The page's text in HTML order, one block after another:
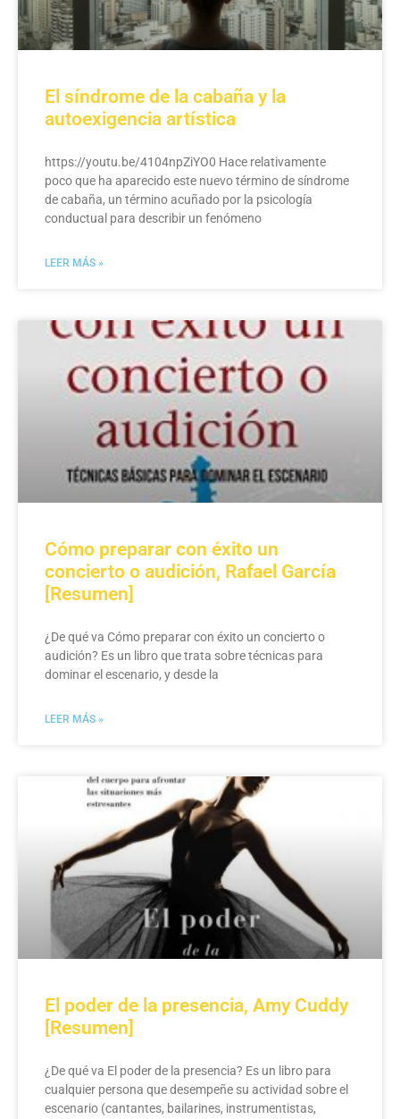
El síndrome de la cabaña y la
autoexigencia artística
https://youtu.be/4104npZiYO0 Hace relativamente
poco que ha aparecido este nuevo término de síndrome
de cabaña, un término acuñado por la psicología
conductual para describir un fenómeno
LEER MÁS »
Cómo preparar con éxito un
concierto o audición, Rafael García
[Resumen]
¿De qué va Cómo preparar con éxito un concierto o
audición? Es un libro que trata sobre técnicas para
dominar el escenario, y desde la
LEER MÁS »
El poder de la presencia, Amy Cuddy
[Resumen]
¿De qué va El poder de la presencia? Es un libro para
cualquier persona que desempeñe su actividad sobre el
escenario (cantantes, bailarines, instrumentistas,